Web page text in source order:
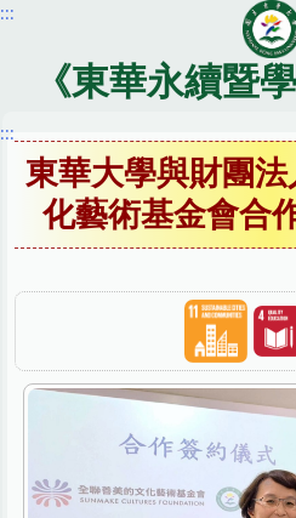
跳
內
區
:::
《東華永續暨
:::
東華大學與財團
化藝術基金會合